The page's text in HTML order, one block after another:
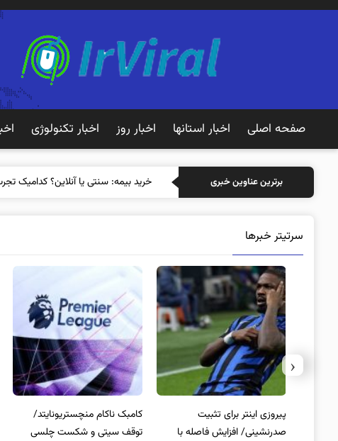
صفحه اصلی اخبار استانها اخبار روز اخبار تکنولوژی
برترین عناوین خبری خرید بیمه: سنتی یا آنلاین؟ کدامیک
سرتیتر خبرها
پیروزی اینتر برای تثبیت
صدرنشینی/ افزایش فاصله با
کامبک ناکام منچستریونایتد/
توقف سیتی و شکست چلسی
‹